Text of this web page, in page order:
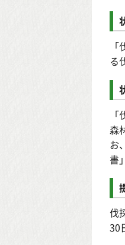
る
森
お
書
伐
30